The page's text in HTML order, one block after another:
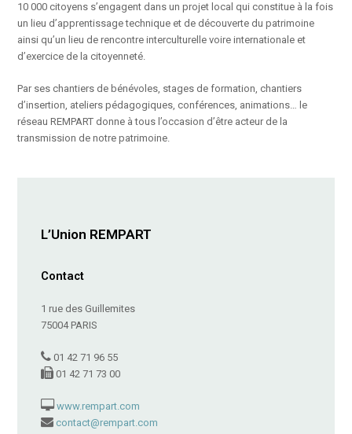
10 000 citoyens s’engagent dans un projet local qui constitue à la fois
un lieu d’apprentissage technique et de découverte du patrimoine
ainsi qu’un lieu de rencontre interculturelle voire internationale et
d’exercice de la citoyenneté.
Par ses chantiers de bénévoles, stages de formation, chantiers
d’insertion, ateliers pédagogiques, conférences, animations… le
réseau REMPART donne à tous l’occasion d’être acteur de la
transmission de notre patrimoine.
L’Union REMPART
Contact
1 rue des Guillemites
75004 PARIS
01 42 71 96 55
01 42 71 73 00
www.rempart.com
contact@rempart.com